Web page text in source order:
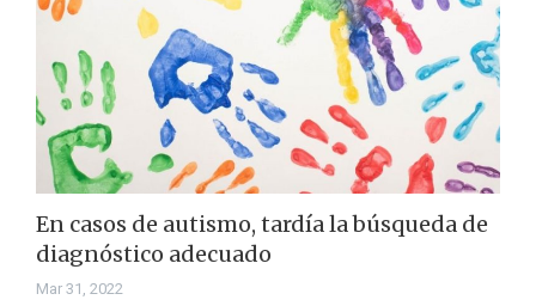
En casos de autismo, tardía la búsqueda de
diagnóstico adecuado
Mar 31, 2022